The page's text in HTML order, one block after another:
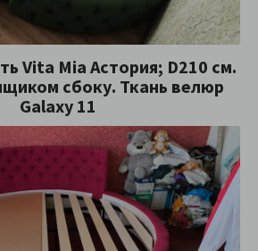
Vita Mia Астория; D210 см.
сбоку. Ткань велюр
Galaxy 11